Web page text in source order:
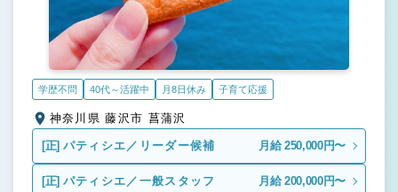
学歴不問 40代～活躍中 月8日休み 子育て応援
神奈川県 藤沢市 菖蒲沢
[正] パティシエ／リーダー候補 月給 250,000円〜
[正] パティシエ／一般スタッフ 月給 200,000円〜